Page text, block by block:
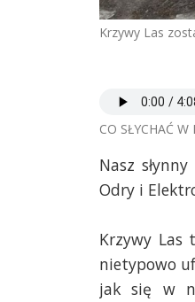
Krzywy Las
CO SŁYCHAĆ
Nasz
Odry i
Krzywy Las
nietypowo
jak się w